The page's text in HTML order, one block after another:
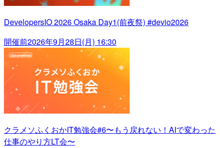
DevelopersIO 2026 Osaka Day1(前夜祭) #devio2026
開催前2026年9月28日(月) 16:30
クラメソふくおかIT勉強会#6〜もう戻れない！AIで変わった
仕事のやり方LT会〜